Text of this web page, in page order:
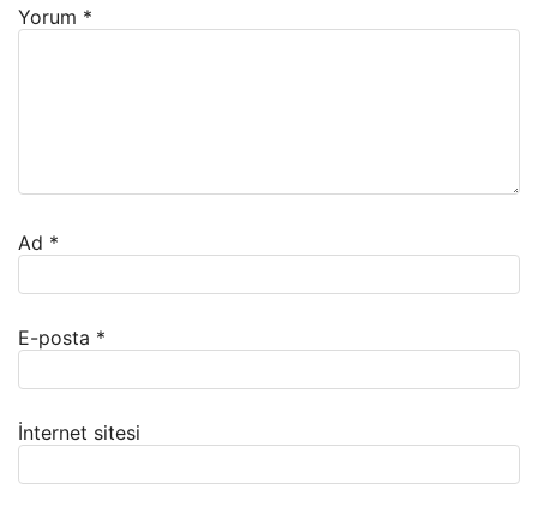
Yorum *
Ad *
E-posta *
İnternet sitesi